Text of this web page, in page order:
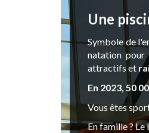
Une
Symbole de
natation pour
attractifs et
En 2023, 50
Vous êtes
En famille ?